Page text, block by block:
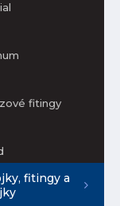
fitingy
fitingy a